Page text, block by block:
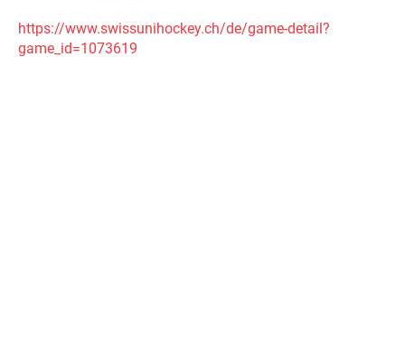
https://www.swissunihockey.ch/de/game-detail?
game_id=1073619